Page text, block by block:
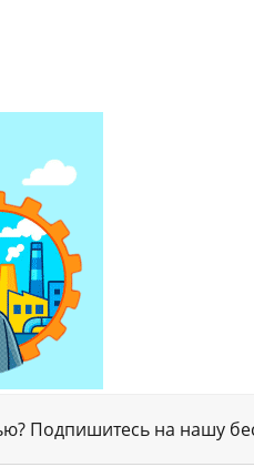
Подпишитесь на нашу